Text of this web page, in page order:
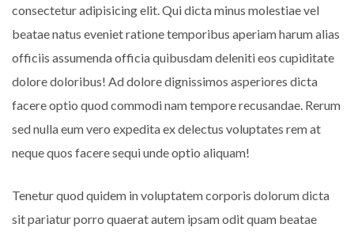
consectetur adipisicing elit. Qui dicta minus molestiae vel
beatae natus eveniet ratione temporibus aperiam harum alias
officiis assumenda officia quibusdam deleniti eos cupiditate
dolore doloribus! Ad dolore dignissimos asperiores dicta
facere optio quod commodi nam tempore recusandae. Rerum
sed nulla eum vero expedita ex delectus voluptates rem at
neque quos facere sequi unde optio aliquam!
Tenetur quod quidem in voluptatem corporis dolorum dicta
sit pariatur porro quaerat autem ipsam odit quam beatae